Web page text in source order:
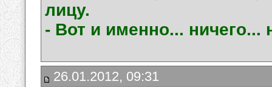
лицу.
- Вот и именно... ничего...
26.01.2012, 09:31